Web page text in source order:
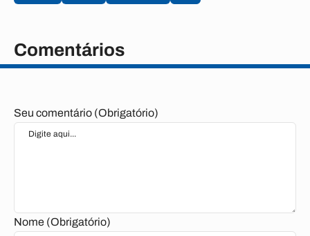
Comentários
Seu comentário (Obrigatório)
Nome (Obrigatório)